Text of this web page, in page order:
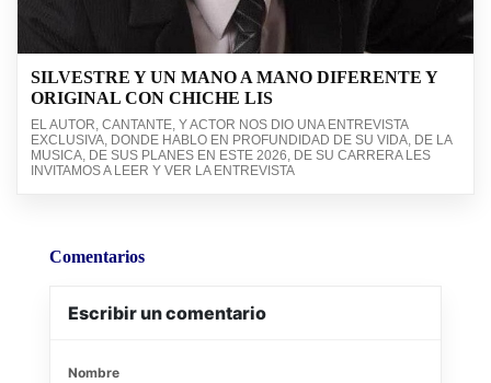
SILVESTRE Y UN MANO A MANO DIFERENTE Y
ORIGINAL CON CHICHE LIS
EL AUTOR, CANTANTE, Y ACTOR NOS DIO UNA ENTREVISTA
EXCLUSIVA, DONDE HABLO EN PROFUNDIDAD DE SU VIDA, DE LA
MUSICA, DE SUS PLANES EN ESTE 2026, DE SU CARRERA LES
INVITAMOS A LEER Y VER LA ENTREVISTA
Comentarios
Escribir un comentario
Nombre